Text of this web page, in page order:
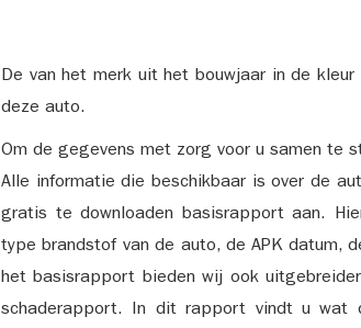
De van het merk uit het bouwjaar in de
deze auto.
Om de gegevens met zorg voor u samen te
Alle informatie die beschikbaar is over de
gratis te downloaden basisrapport aan.
type brandstof van de auto, de APK datum,
het basisrapport bieden wij ook
schaderapport. In dit rapport vindt u wat